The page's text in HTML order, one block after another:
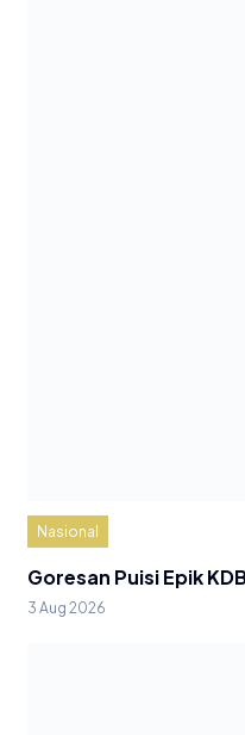
Nasional
Goresan Puisi Epik
3 Aug 2026